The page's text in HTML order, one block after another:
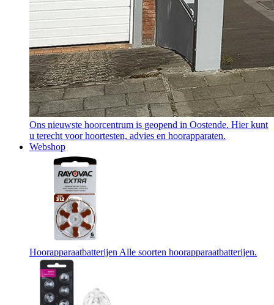
Ons nieuwste hoorcentrum is geopend in Oostende. Hier kunt
u terecht voor hoortesten, advies en hoorapparaten.
Webshop
Hoorapparaatbatterijen Alle soorten hoorapparaatbatterijen.